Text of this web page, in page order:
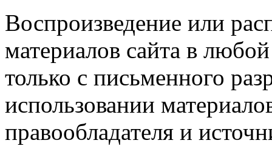
Воспроизведение или
материалов сайта в
только с письменного
использовании
правообладателя и